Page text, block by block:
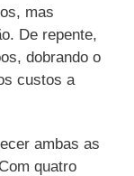
mas
De repente,
dobrando o
custos a
ambas as
quatro